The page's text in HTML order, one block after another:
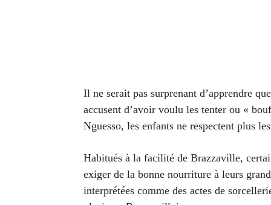
Il ne serait pas surprenant d’apprendre
accusent d’avoir voulu les tenter ou «
Nguesso, les enfants ne respectent plus
Habitués à la facilité de Brazzaville,
exiger de la bonne nourriture à leurs
interprétées comme des actes de